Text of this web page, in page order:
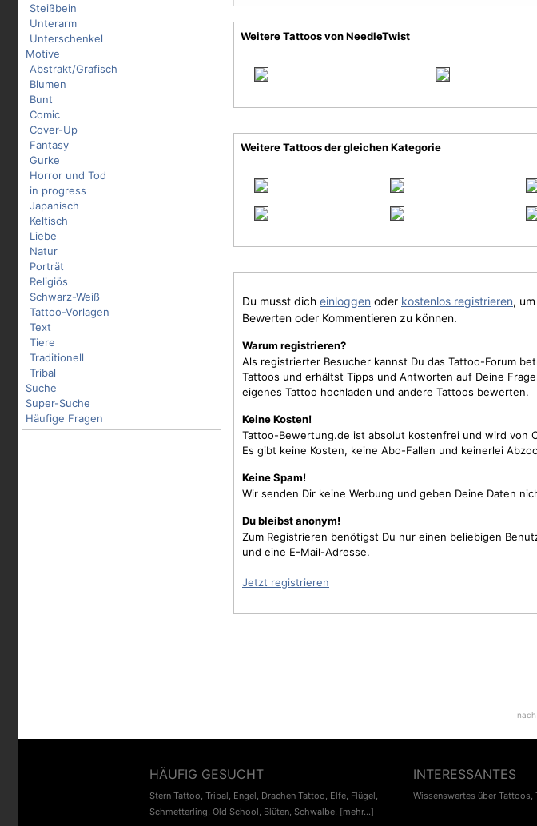
Steißbein
Unterarm
Unterschenkel
Motive
Abstrakt/Grafisch
Blumen
Bunt
Comic
Cover-Up
Fantasy
Gurke
Horror und Tod
in progress
Japanisch
Keltisch
Liebe
Natur
Porträt
Religiös
Schwarz-Weiß
Tattoo-Vorlagen
Text
Tiere
Traditionell
Tribal
Suche
Super-Suche
Häufige Fragen
Weitere Tattoos von NeedleTwist
Weitere Tattoos der gleichen Kategorie
Du musst dich einloggen oder kostenlos registrieren,
Bewerten oder Kommentieren zu können.
Warum registrieren?
Als registrierter Besucher kannst Du das Tattoo-Forum
Tattoos und erhältst Tipps und Antworten auf Deine
eigenes Tattoo hochladen und andere Tattoos bewerten.
Keine Kosten!
Tattoo-Bewertung.de ist absolut kostenfrei und wird von
Es gibt keine Kosten, keine Abo-Fallen und keinerlei
Keine Spam!
Wir senden Dir keine Werbung und geben Deine Daten
Du bleibst anonym!
Zum Registrieren benötigst Du nur einen beliebigen
und eine E-Mail-Adresse.
Jetzt registrieren
HÄUFIG GESUCHT
Stern Tattoo, Tribal, Engel, Drachen Tattoo, Elfe, Flügel,
Schmetterling, Old School, Blüten, Schwalbe, [mehr...]
INTERESSANTES
Wissenswertes über Tattoos,